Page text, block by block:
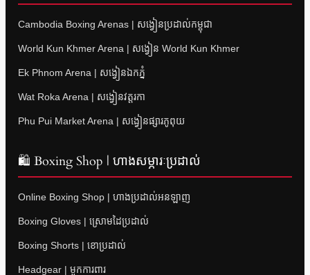
Cambodia Boxing Arenas | សង្វៀនប្រដាល់កម្ពុជា
World Kun Khmer Arena | សង្វៀន World Kun Khmer
Ek Phnom Arena | សង្វៀនឯកភ្នំ
Wat Roka Arena | សង្វៀនវត្តរកា
Phu Pui Market Arena | សង្វៀនផ្សារភូពុយ
🛍 Boxing Shop | ហាងសម្ភារៈប្រដាល់
Online Boxing Shop | ហាងប្រដាល់អនឡាញ
Boxing Gloves | ស្រោមដៃប្រដាល់
Boxing Shorts | ខោប្រដាល់
Headgear | មួកការពារ